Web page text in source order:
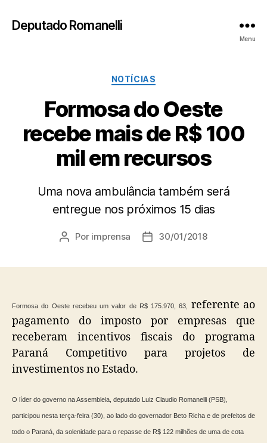
Deputado Romanelli
Menu
Categorias
NOTÍCIAS
Formosa do Oeste
recebe mais de R$ 100
mil em recursos
Uma nova ambulância também será
entregue nos próximos 15 dias
Autor
Por imprensa
Data30/01/2018
Formosa do Oeste recebeu um valor de R$ 175.970, 63, referente ao
pagamento do imposto por empresas que
receberam incentivos fiscais do programa
Paraná Competitivo para projetos de
investimentos no Estado.
O líder do governo na Assembleia, deputado Luiz Claudio Romanelli (PSB),
participou nesta terça-feira (30), ao lado do governador Beto Richa e de prefeitos de
todo o Paraná, da solenidade para o repasse de R$ 122 milhões de uma de cota